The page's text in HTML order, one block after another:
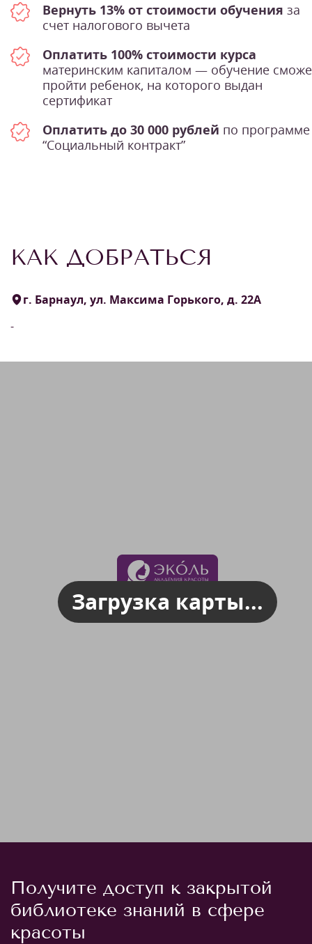
Вернуть 13% от стоимости обучения за
счет налогового вычета
Оплатить 100% стоимости курса
материнским капиталом — обучение
пройти ребенок, на которого выдан
сертификат
Оплатить до 30 000 рублей по программе
“Социальный контракт”
КАК ДОБРАТЬСЯ
г. Барнаул, ул. Максима Горького, д. 22А
-
Загрузка карты...
Получите доступ к закрытой
библиотеке знаний в сфере
красоты